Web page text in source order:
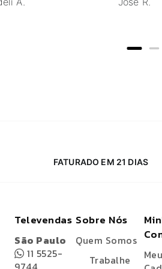
FATURADO EM 21 DIAS
Televendas
São Paulo
11 5525-
Sobre Nós
Quem Somos
Trabalhe
Meu